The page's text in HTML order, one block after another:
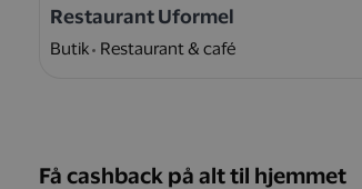
Restaurant Uformel
Butik Restaurant & café
Få cashback på alt til hjemmet